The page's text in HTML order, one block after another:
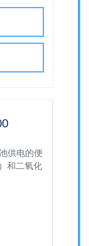
供电的便
和二氧化